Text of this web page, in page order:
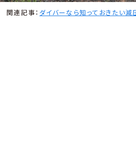
関連記事： ダイバーなら知っておきたい